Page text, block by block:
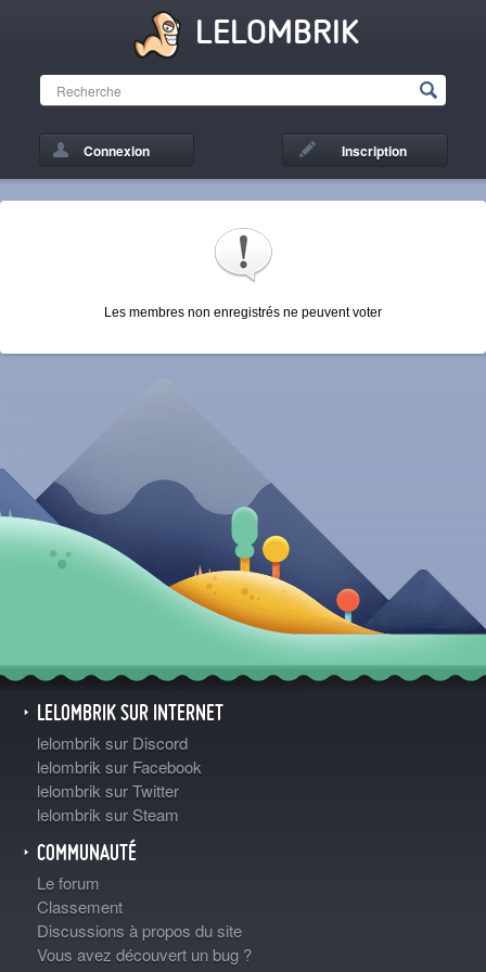
LELOMBRIK
Connexion Inscription
Les membres non enregistrés ne peuvent voter
LELOMBRIK SUR INTERNET
lelombrik sur Discord
lelombrik sur Facebook
lelombrik sur Twitter
lelombrik sur Steam
COMMUNAUTÉ
Le forum
Classement
Discussions à propos du site
Vous avez découvert un bug ?